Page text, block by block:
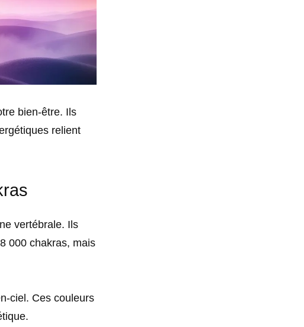
bien-être. Ils
relient
vertébrale. Ils
000 chakras, mais
ciel. Ces couleurs